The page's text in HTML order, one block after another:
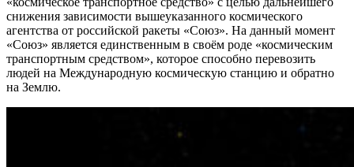
снижения зависимости вышеуказанного космического
агентства от российской ракеты «Союз». На данный момент
«Союз» является единственным в своём роде «космическим
транспортным средством», которое способно перевозить
людей на Международную космическую станцию ​​и обратно
на Землю.